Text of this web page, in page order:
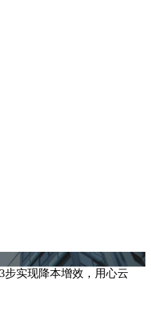
步实现降本增效，用心云